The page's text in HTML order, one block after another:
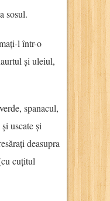
sosul.
l într-o
și uleiul,
spanacul,
uscate și
deasupra
cuțitul